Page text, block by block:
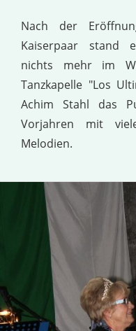
Nach der
Kaiserpaar stand
nichts mehr im
Tanzkapelle "Los
Achim Stahl das
Vorjahren mit
Melodien.